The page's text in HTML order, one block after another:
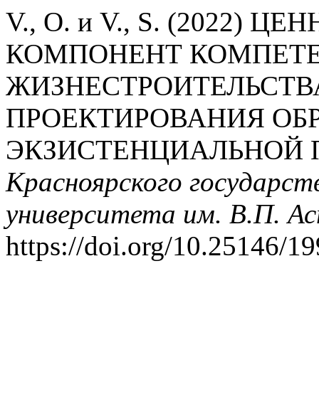
V., O. и V., S. (2022)
КОМПОНЕНТ
ПРОЕКТИРОВАНИЯ
ЭКЗИСТЕНЦИАЛЬНОЙ
Красноярского
университета им. В.П.
https://doi.org/10.25146/